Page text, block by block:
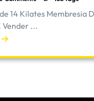
14 Kilates Membresia
Vender ...